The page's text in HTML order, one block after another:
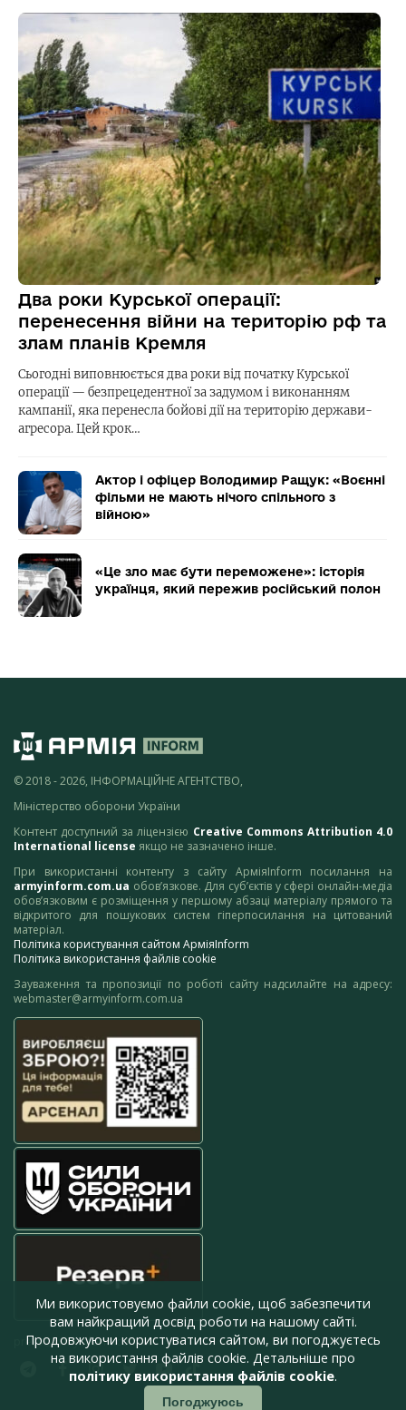
Два роки Курської операції:
перенесення війни на територію рф та
злам планів Кремля
Сьогодні виповнюється два роки від початку Курської
операції — безпрецедентної за задумом і виконанням
кампанії, яка перенесла бойові дії на територію держави-
агресора. Цей крок…
Актор і офіцер Володимир Ращук: «Воєнні
фільми не мають нічого спільного з
війною»
«Це зло має бути переможене»: історія
українця, який пережив російський полон
© 2018 - 2026, ІНФОРМАЦІЙНЕ АГЕНТСТВО,
Міністерство оборони України
Контент доступний за ліцензією Creative Commons Attribution 4.0
International license якщо не зазначено інше.
При використанні контенту з сайту АрміяInform посилання на
armyinform.com.ua обов’язкове. Для суб’єктів у сфері онлайн-медіа
обов’язковим є розміщення у першому абзаці матеріалу прямого та
відкритого для пошукових систем гіперпосилання на цитований
матеріал.
Політика користування сайтом АрміяInform
Політика використання файлів cookie
Зауваження та пропозиції по роботі сайту надсилайте на адресу:
webmaster@armyinform.com.ua
press@armyinform.com.ua
Ми використовуємо файли cookie, щоб забезпечити
вам найкращий досвід роботи на нашому сайті.
Продовжуючи користуватися сайтом, ви погоджуєтесь
на використання файлів cookie. Детальніше про
політику використання файлів cookie.
Погоджуюсь